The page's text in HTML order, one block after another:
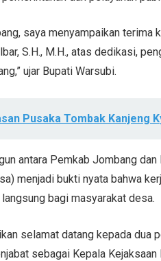
saya menyampaikan terima
S.H., M.H., atas dedikasi,
ujar Bupati Warsubi.
Pusaka Tombak Kanjeng
antara Pemkab Jombang dan
menjadi bukti nyata bahwa
bagi masyarakat desa.
selamat datang kepada dua
sebagai Kepala